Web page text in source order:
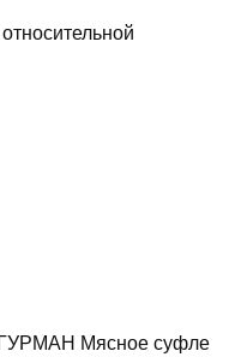
Мясное суфле